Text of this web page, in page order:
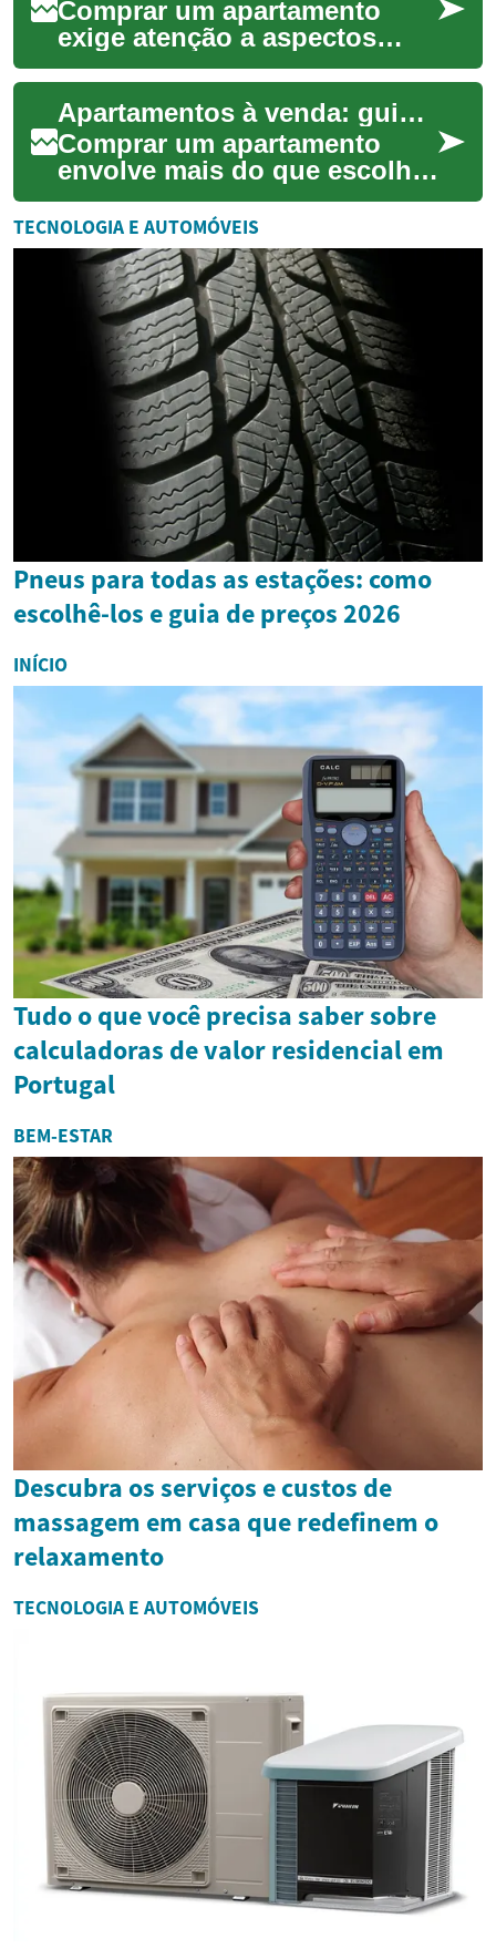
Comprar um apartamento
exige atenção a aspectos
práticos, financeiros e de
conforto. Este texto explica
como avaliar ...
Apartamentos à venda: guia prático para compradores
Comprar um apartamento
envolve mais do que escolher
a localização: é preciso
avaliar plantas, acabamentos,
segurança ...
TECNOLOGIA E AUTOMÓVEIS
Pneus para todas as estações: como
escolhê-los e guia de preços 2026
INÍCIO
Tudo o que você precisa saber sobre
calculadoras de valor residencial em
Portugal
BEM-ESTAR
Descubra os serviços e custos de
massagem em casa que redefinem o
relaxamento
TECNOLOGIA E AUTOMÓVEIS